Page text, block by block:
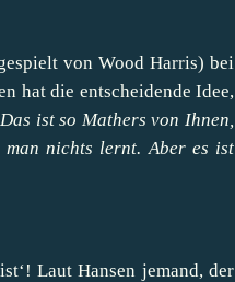
von Wood Harris) bei
hat die entscheidende Idee,
Das ist so Mathers von Ihnen,
man nichts lernt. Aber es ist
Laut Hansen jemand, der